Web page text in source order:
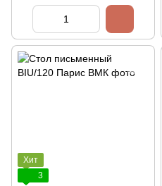
Хит
3